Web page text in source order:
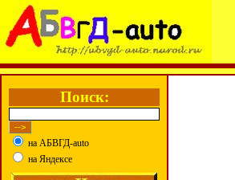
Поиск:
на АБВГД-auto
на Яндексе